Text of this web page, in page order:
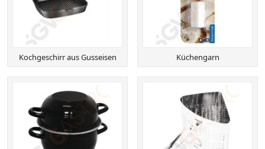
Kochgeschirr aus Gusseisen Küchengarn